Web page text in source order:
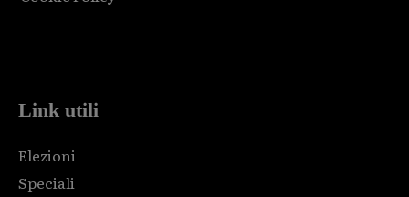
Link utili
Elezioni
Speciali